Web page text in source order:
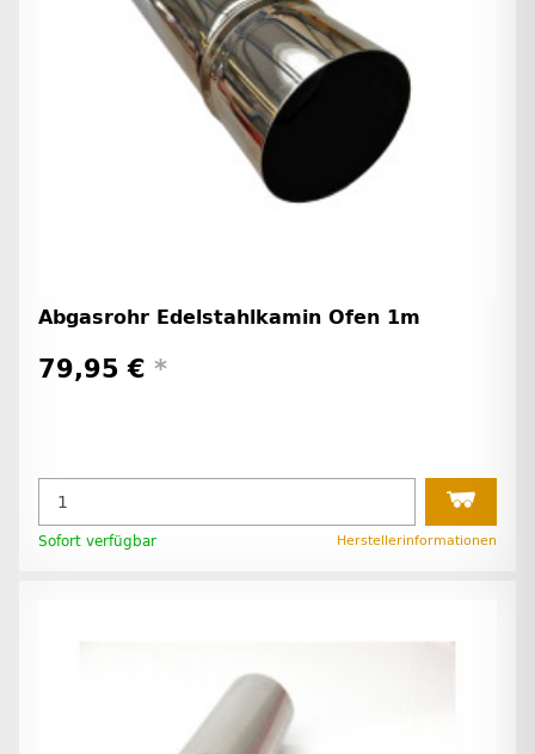
Abgasrohr Edelstahlkamin Ofen 1m
79,95 € *
Sofort verfügbar Herstellerinformationen